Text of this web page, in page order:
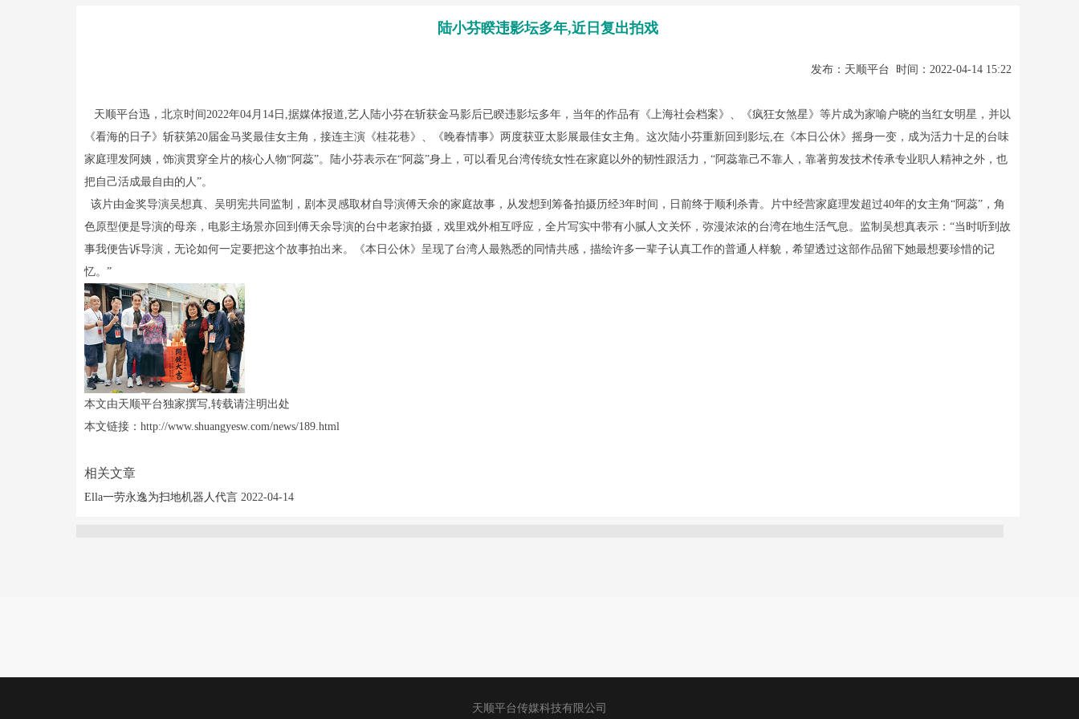
陆小芬睽违影坛多年,近日复出拍戏
发布：天顺平台 时间：2022-04-14 15:22
天顺平台迅，北京时间2022年04月14日,据媒体报道,艺人陆小芬在斩获金马影后已睽违影坛多年，当年的作品有《上海社会档案》、《疯狂女煞星》等片成为家喻户晓的当红女明星，并以
《看海的日子》斩获第20届金马奖最佳女主角，接连主演《桂花巷》、《晚春情事》两度获亚太影展最佳女主角。这次陆小芬重新回到影坛,在《本日公休》摇身一变，成为活力十足的台味
家庭理发阿姨，饰演贯穿全片的核心人物“阿蕊”。陆小芬表示在“阿蕊”身上，可以看见台湾传统女性在家庭以外的韧性跟活力，“阿蕊靠己不靠人，靠著剪发技术传承专业职人精神之外，也
把自己活成最自由的人”。
该片由金奖导演吴想真、吴明宪共同监制，剧本灵感取材自导演傅天余的家庭故事，从发想到筹备拍摄历经3年时间，日前终于顺利杀青。片中经营家庭理发超过40年的女主角“阿蕊”，角
色原型便是导演的母亲，电影主场景亦回到傅天余导演的台中老家拍摄，戏里戏外相互呼应，全片写实中带有小腻人文关怀，弥漫浓浓的台湾在地生活气息。监制吴想真表示：“当时听到故
事我便告诉导演，无论如何一定要把这个故事拍出来。《本日公休》呈现了台湾人最熟悉的同情共感，描绘许多一辈子认真工作的普通人样貌，希望透过这部作品留下她最想要珍惜的记
忆。”
本文由天顺平台独家撰写,转载请注明出处
本文链接：http://www.shuangyesw.com/news/189.html
相关文章
Ella一劳永逸为扫地机器人代言 2022-04-14
天顺平台传媒科技有限公司